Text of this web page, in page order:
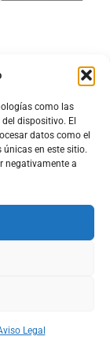
como las
dispositivo. El
datos como el
en este sitio.
negativamente a
Legal